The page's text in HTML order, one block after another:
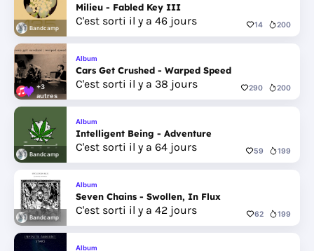
Bandcamp
Milieu - Fabled Key III
C'est sorti il y a 46 jours 14 200
+3
autres
Album
Cars Get Crushed - Warped Speed
C'est sorti il y a 38 jours 290 200
Bandcamp
Album
Intelligent Being - Adventure
C'est sorti il y a 64 jours 59 199
Bandcamp
Album
Seven Chains - Swollen, In Flux
C'est sorti il y a 42 jours 62 199
Album